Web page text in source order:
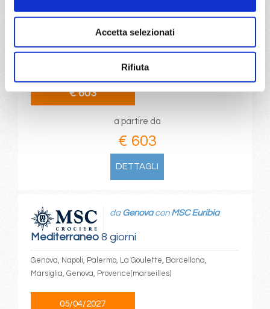
Accetta selezionati
Rifiuta
Mediterraneo8 giorni
Barcellona, Marsiglia, Genova, Napoli, Palermo, La
Goulette, Barcellona, Provence(marseilles)
03/04/2027
€ 603
a partire da
€ 603
DETTAGLI
Mediterraneo8 giorni
da Genovacon MSC Euribia
Genova, Napoli, Palermo, La Goulette, Barcellona,
Marsiglia, Genova, Provence(marseilles)
05/04/2027